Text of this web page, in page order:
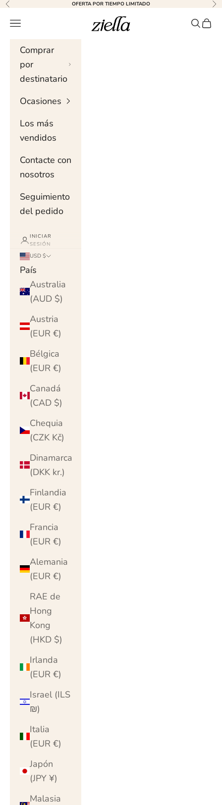
Ir al contenido
Anterior OFERTA POR TIEMPO LIMITADO
Ziella
Menú de navegación Buscar
Comprar
por
destinatario
Ocasiones
Los más
vendidos
Contacte con
nosotros
Seguimiento
del pedido
INICIAR
SESIÓN
USD $
País
Australia
(AUD $)
Austria
(EUR €)
Bélgica
(EUR €)
Canadá
(CAD $)
Chequia
(CZK Kč)
Dinamarca
(DKK kr.)
Finlandia
(EUR €)
Francia
(EUR €)
Alemania
(EUR €)
RAE de
Hong
Kong
(HKD $)
Irlanda
(EUR €)
Israel (ILS
₪)
Italia
(EUR €)
Japón
(JPY ¥)
Malasia